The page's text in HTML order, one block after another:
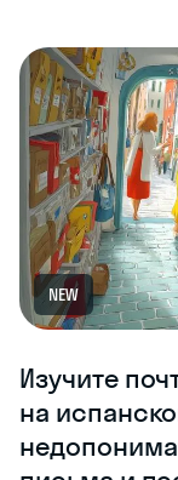
NEW
Изучите
на